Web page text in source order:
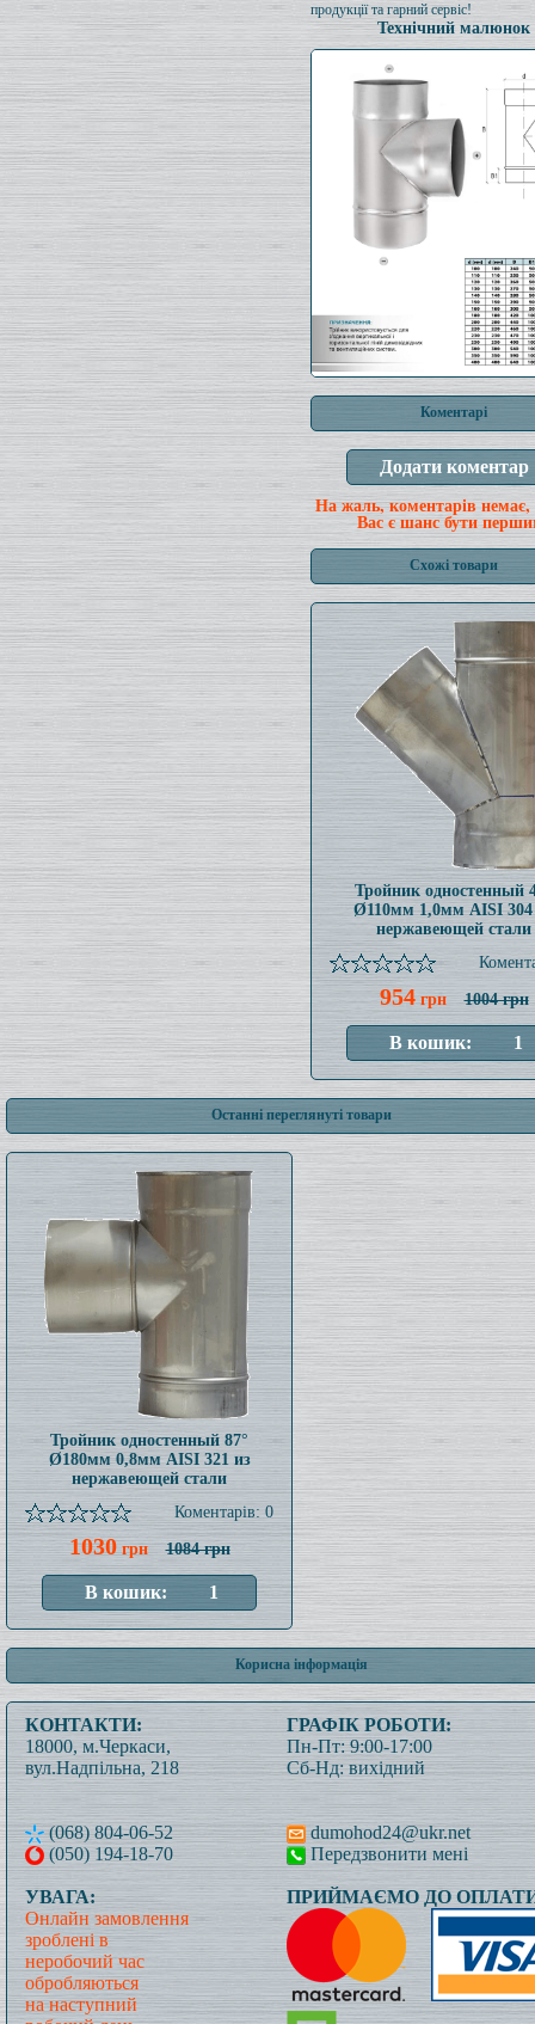
продукції та гарний сервіс!
Технічний малюнок
Коментарі
На жаль, коментарів немає,
Вас є шанс бути
Схожі товари
Тройник одностенный
Ø110мм 1,0мм AISI 304
нержавеющей стали
954грн 1004 грн
Останні переглянуті товари
Тройник одностенный 87°
Ø180мм 0,8мм AISI 321 из
нержавеющей стали
Коментарів: 0
1030грн 1084 грн
Корисна інформація
КОНТАКТИ:
18000, м.Черкаси,
вул.Надпільна, 218
(068) 804-06-52
(050) 194-18-70
ГРАФІК РОБОТИ:
Пн-Пт: 9:00-17:00
Сб-Нд: вихідний
dumohod24@ukr.net
Передзвонити мені
УВАГА:
Онлайн замовлення
зроблені в
неробочий час
обробляються
на наступний
ПРИЙМАЄМО ДО